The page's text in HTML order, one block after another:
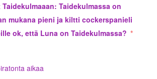
Taidekulmassa on
mukana pieni ja kiltti cockerspanieli
ok, että Luna on Taidekulmassa?
aikaa